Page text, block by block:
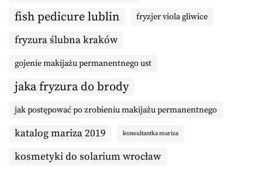
fish pedicure lublin fryzjer viola gliwice
fryzura ślubna kraków
gojenie makijażu permanentnego ust
jaka fryzura do brody
jak postępować po zrobieniu makijażu permanentnego
katalog mariza 2019 konsultantka mariza
kosmetyki do solarium wrocław